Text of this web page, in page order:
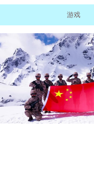
游戏